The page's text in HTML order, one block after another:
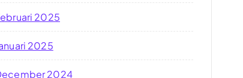
2025
2025
2024